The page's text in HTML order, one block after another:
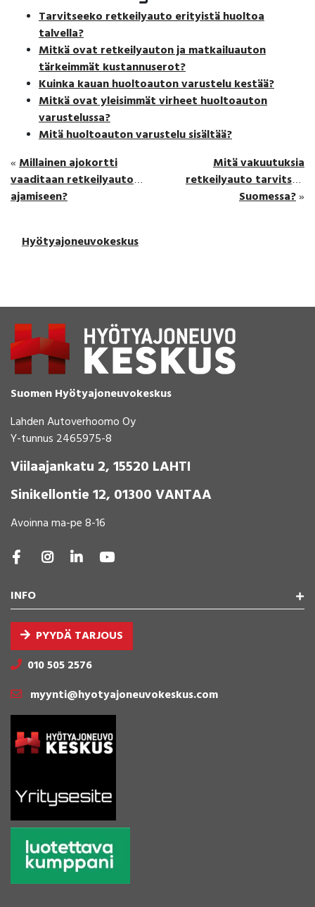
Tarvitseeko retkeilyauto erityistä huoltoa
talvella?
Mitkä ovat retkeilyauton ja matkailuauton
tärkeimmät kustannuserot?
Kuinka kauan huoltoauton varustelu kestää?
Mitkä ovat yleisimmät virheet huoltoauton
varustelussa?
Mitä huoltoauton varustelu sisältää?
« Millainen ajokortti
vaaditaan retkeilyauton
ajamiseen?
Mitä vakuutuksia
retkeilyauto tarvitsee
Suomessa? »
Hyötyajoneuvokeskus
Suomen Hyötyajoneuvokeskus
Lahden Autoverhoomo Oy
Y-tunnus 2465975-8
Viilaajankatu 2, 15520 LAHTI
Sinikellontie 12, 01300 VANTAA
Avoinna ma-pe 8-16
INFO
PYYDÄ TARJOUS
010 505 2576
myynti@hyotyajoneuvokeskus.com